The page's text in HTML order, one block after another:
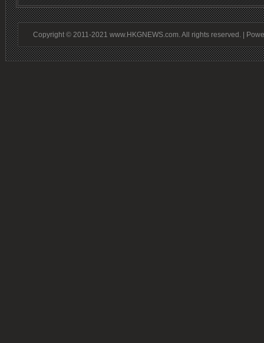
Copyright © 2011-2021 www.HKGNEWS.com. All rights reserved. |